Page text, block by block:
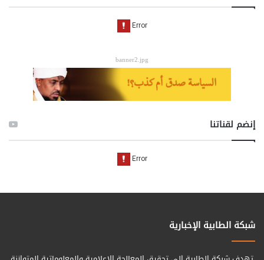
banner2.jpg
إنضم لقناتنا
شبكة الطابية الإخبارية